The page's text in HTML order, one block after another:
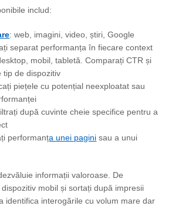
includ:
: web, imagini, video, știri, Google
separat performanța în fiecare context
mobil, tabletă. Comparați CTR și
tip de dispozitiv
piețele cu potențial neexploatat sau
după cuvinte cheie specifice pentru a
performanța unei pagini sau a unui
informații valoroase. De
mobil și sortați după impresii
identifica interogările cu volum mare dar